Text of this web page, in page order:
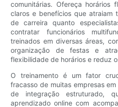
comunitárias. Ofereça horários
claros e benefícios que atraiam
de carreira quanto
contratar funcionários
treinados em diversas áreas,
organização de festas e
flexibilidade de horários e reduz
O treinamento é um fator
fracasso de muitas empresas
de integração estruturado,
aprendizado online com